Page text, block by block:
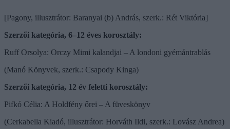
[Pagony, illusztrátor: Baranyai (b) András, szerk.: Rét Viktória]
Szerzői kategória, 6–12 éves korosztály:
Ruff Orsolya: Orczy Mimi kalandjai – A londoni gyémántrablás
(Manó Könyvek, szerk.: Csapody Kinga)
Szerzői kategória, 12 év feletti korosztály:
Pifkó Célia: A Holdfény őrei – A füveskönyv
(Cerkabella Kiadó, illusztrátor: Horváth Ildi, szerk.: Lovász Andrea)